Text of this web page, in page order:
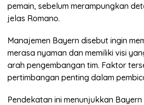
pemain, sebelum merampungkan
jelas Romano.
Manajemen Bayern disebut ingin
merasa nyaman dan memiliki visi
arah pengembangan tim. Faktor
pertimbangan penting dalam
Pendekatan ini menunjukkan